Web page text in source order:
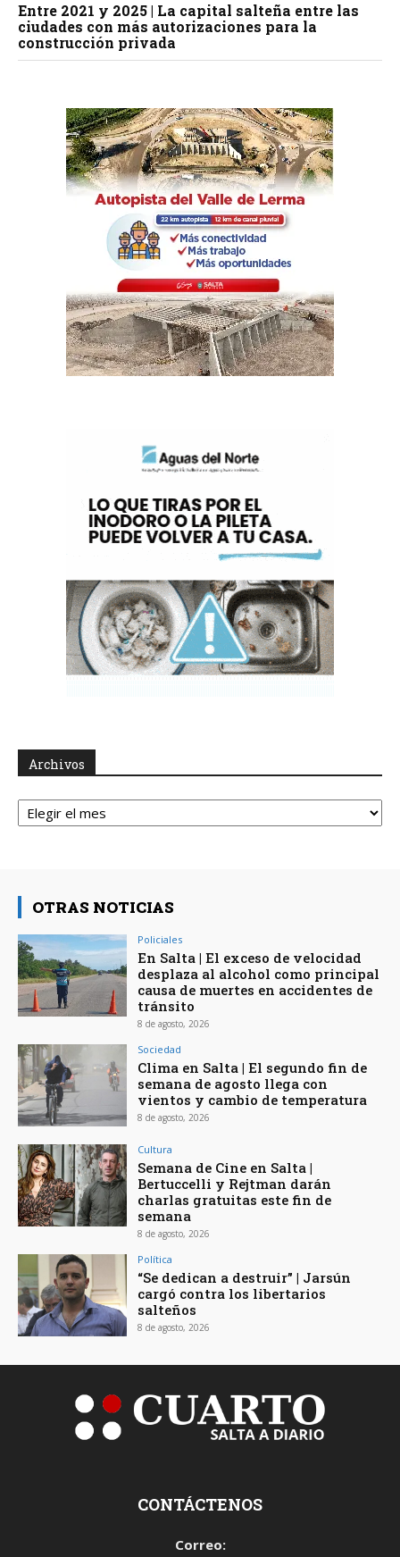
Entre 2021 y 2025 | La capital salteña entre las
ciudades con más autorizaciones para la
construcción privada
Archivos
Archivos
OTRAS NOTICIAS
Policiales
En Salta | El exceso de velocidad
desplaza al alcohol como principal
causa de muertes en accidentes de
tránsito
8 de agosto, 2026
Sociedad
Clima en Salta | El segundo fin de
semana de agosto llega con
vientos y cambio de temperatura
8 de agosto, 2026
Cultura
Semana de Cine en Salta |
Bertuccelli y Rejtman darán
charlas gratuitas este fin de
semana
8 de agosto, 2026
Política
“Se dedican a destruir” | Jarsún
cargó contra los libertarios
salteños
8 de agosto, 2026
CONTÁCTENOS
Correo: